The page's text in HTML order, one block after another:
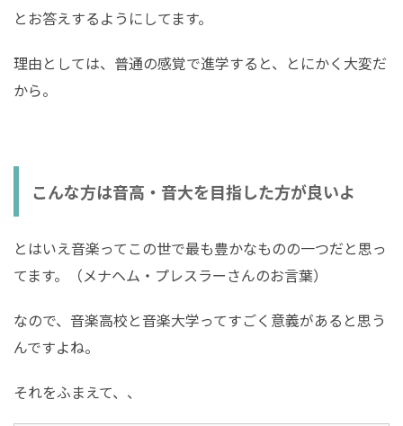
とお答えするようにしてます。
理由としては、普通の感覚で進学すると、とにかく大変だ
から。
こんな方は音高・音大を目指した方が良いよ
とはいえ音楽ってこの世で最も豊かなものの一つだと思っ
てます。（メナヘム・プレスラーさんのお言葉）
なので、音楽高校と音楽大学ってすごく意義があると思う
んですよね。
それをふまえて、、